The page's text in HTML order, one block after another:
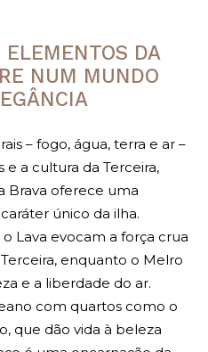
DA
NUM MUNDO
– fogo, água, terra e ar –
a cultura da Terceira,
Brava oferece uma
único da ilha.
Lava evocam a força crua
enquanto o Melro
e a liberdade do ar.
com quartos como o
que dão vida à beleza